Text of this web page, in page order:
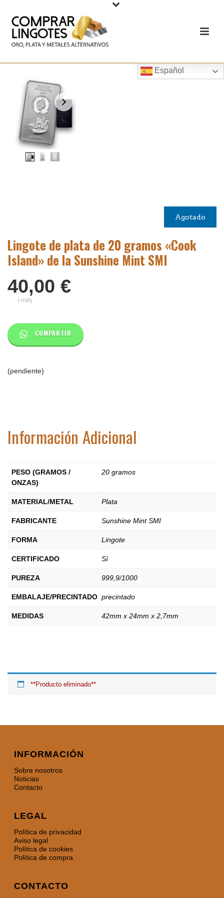
Español
Agotado
Lingote de plata de 20 gramos «Cook
Island» de la Sunshine Mint SMI
40,00 €
(+IVA)
COMPARTIR
(pendiente)
Información Adicional
PESO (GRAMOS /
ONZAS)
20 gramos
MATERIAL/METAL Plata
FABRICANTE Sunshine Mint SMI
FORMA Lingote
CERTIFICADO Sí
PUREZA 999,9/1000
EMBALAJE/PRECINTADO precintado
MEDIDAS 42mm x 24mm x 2,7mm
**Producto eliminado**
INFORMACIÓN
Sobre nosotros
Noticias
Contacto
LEGAL
Política de privacidad
Aviso legal
Política de cookies
Política de compra
CONTACTO